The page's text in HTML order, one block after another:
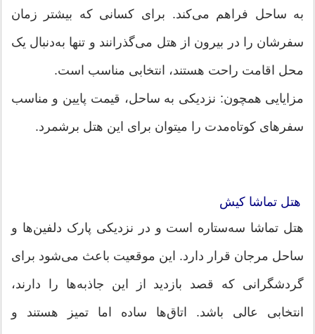
به ساحل فراهم می‌کند. برای کسانی که بیشتر زمان
سفرشان را در بیرون از هتل می‌گذرانند و تنها به‌دنبال یک
محل اقامت راحت هستند، انتخابی مناسب است.
مزایایی همچون: نزدیکی به ساحل، قیمت پایین و مناسب
سفرهای کوتاه‌مدت را میتوان برای این هتل برشمرد.
هتل تماشا کیش
هتل تماشا سه‌ستاره است و در نزدیکی پارک دلفین‌ها و
ساحل مرجان قرار دارد. این موقعیت باعث می‌شود برای
گردشگرانی که قصد بازدید از این جاذبه‌ها را دارند،
انتخابی عالی باشد. اتاق‌ها ساده اما تمیز هستند و